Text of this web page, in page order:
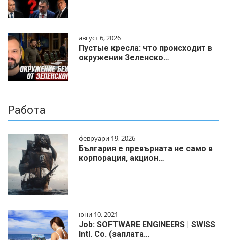
август 6, 2026
Пустые кресла: что происходит в
окружении Зеленско…
Работа
февруари 19, 2026
България е превърната не само в
корпорация, акцион…
юни 10, 2021
Job: SOFTWARE ENGINEERS | SWISS
Intl. Co. (заплата…